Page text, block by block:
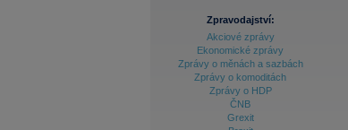
Zpravodajství:
Akciové zprávy
Ekonomické zprávy
Zprávy o měnách a sazbách
Zprávy o komoditách
Zprávy o HDP
ČNB
Grexit